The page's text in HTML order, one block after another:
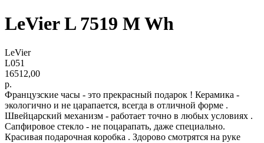
LeVier L 7519 M Wh
LeVier
L051
16512,00
р.
Французские часы - это прекрасный подарок ! Керамика -
экологично и не царапается, всегда в отличной форме .
Швейцарский механизм - работает точно в любых условиях .
Сапфировое стекло - не поцарапать, даже специально.
Красивая подарочная коробка . Здорово смотрятся на руке